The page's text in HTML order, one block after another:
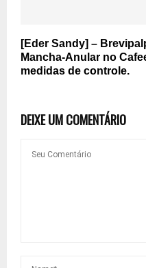
[Eder Sandy] –
Mancha-Anular no
medidas de controle.
DEIXE UM COMENTÁRIO